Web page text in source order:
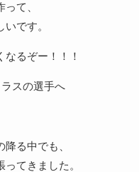
て、
です。
るぞー！！！
スの選手へ
る中でも、
てきました。